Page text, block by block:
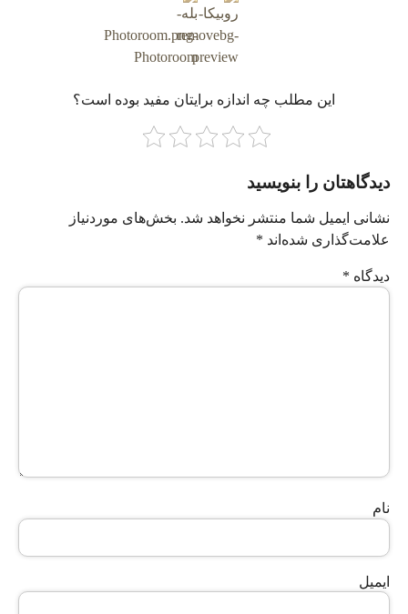
این مطلب چه‌ اندازه برایتان مفید بوده است؟
دیدگاهتان را بنویسید
نشانی ایمیل شما منتشر نخواهد شد. بخش‌های موردنیاز
علامت‌گذاری شده‌اند *
دیدگاه*
ایمیل